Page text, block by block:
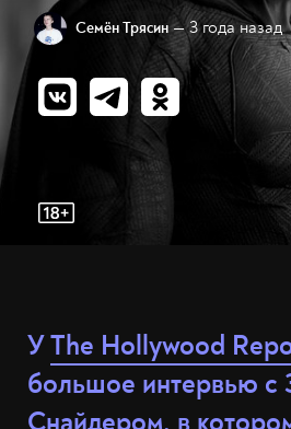
Семён Трясин — 3 года назад
УThe Hollywood
большое интервью с